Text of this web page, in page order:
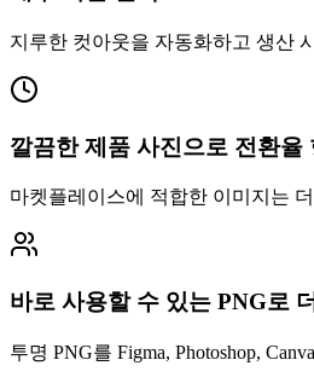
지루한 컷아웃을 자동화하고 생산
깔끔한 제품 사진으로 전환율
마켓플레이스에 적합한 이미지는
바로 사용할 수 있는 PNG로
투명 PNG를 Figma, Photoshop,